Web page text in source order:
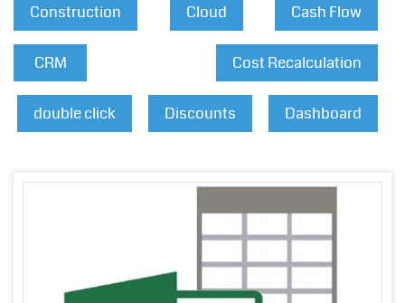
Cash Flow
Cloud
Construction
Cost Recalculation
CRM
Dashboard
Discounts
double click